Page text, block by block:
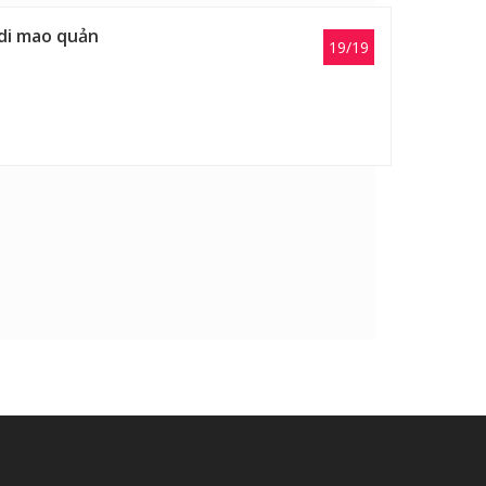
19/19
mao quản